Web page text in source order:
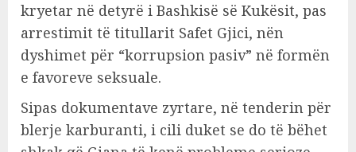
kryetar në detyrë i Bashkisë së Kukësit, pas
arrestimit të titullarit Safet Gjici, nën
dyshimet për “korrupsion pasiv” në formën
e favoreve seksuale.
Sipas dokumentave zyrtare, në tenderin për
blerje karburanti, i cili duket se do të bëhet